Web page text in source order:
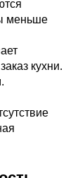
меньше
кухни.